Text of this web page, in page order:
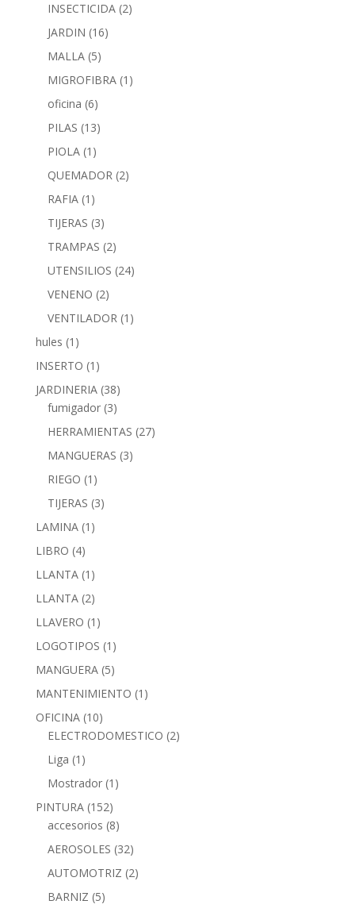
INSECTICIDA (2)
JARDIN (16)
MALLA (5)
MIGROFIBRA (1)
oficina (6)
PILAS (13)
PIOLA (1)
QUEMADOR (2)
RAFIA (1)
TIJERAS (3)
TRAMPAS (2)
UTENSILIOS (24)
VENENO (2)
VENTILADOR (1)
hules (1)
INSERTO (1)
JARDINERIA (38)
fumigador (3)
HERRAMIENTAS (27)
MANGUERAS (3)
RIEGO (1)
TIJERAS (3)
LAMINA (1)
LIBRO (4)
LLANTA (1)
LLANTA (2)
LLAVERO (1)
LOGOTIPOS (1)
MANGUERA (5)
MANTENIMIENTO (1)
OFICINA (10)
ELECTRODOMESTICO (2)
Liga (1)
Mostrador (1)
PINTURA (152)
accesorios (8)
AEROSOLES (32)
AUTOMOTRIZ (2)
BARNIZ (5)